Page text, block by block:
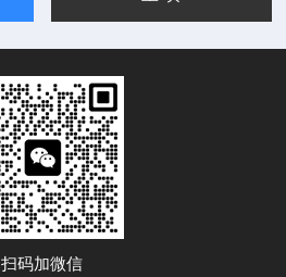
扫码加微信